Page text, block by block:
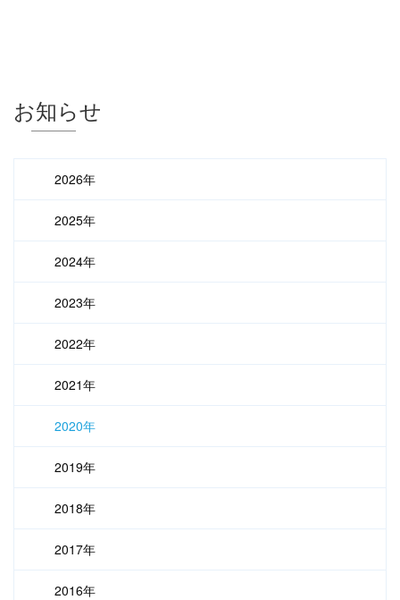
お知らせ
2026年
2025年
2024年
2023年
2022年
2021年
2020年
2019年
2018年
2017年
2016年